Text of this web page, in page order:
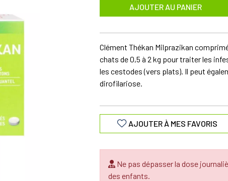
AJOUTER AU PANIER
Clément Thékan Milprazikan
chats de 0,5 à 2 kg pour traiter les
les cestodes (vers plats). Il peut
dirofilariose.
AJOUTER À MES FAVORIS
Ne pas dépasser la dose
des enfants.